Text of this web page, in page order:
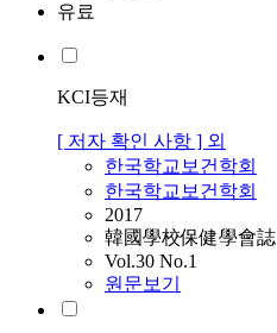
유료
KCI등재
[ 저자 확인 사항 ] 외
한국학교보건학회
한국학교보건학회
2017
韓國學校保健學會誌
Vol.30 No.1
원문보기